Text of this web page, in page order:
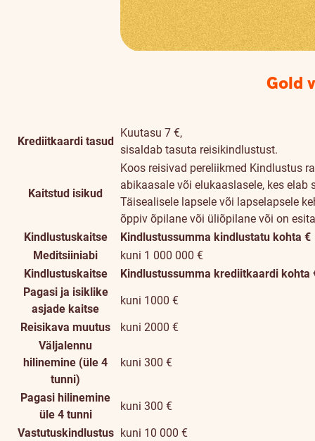
Gold
Krediitkaardi tasud
Kuutasu 7 €,
sisaldab tasuta reisikindlustust.
Kaitstud isikud
Koos reisivad pereliikmed Kindlustus
abikaasale või elukaaslasele, kes
Täisealisele lapsele või lapselapsele
õppiv õpilane või üliõpilane või on
Kindlustuskaitse
Kindlustussumma kindlustatu kohta €
Meditsiiniabi
kuni 1 000 000 €kuni
1,000,000
Kindlustuskaitse
Kindlustussumma krediitkaardi kohta
Pagasi ja isiklike
asjade kaitse
kuni 1000 €
Reisikava muutus
kuni 2000 €
Väljalennu
hilinemine (üle 4
tunni)
kuni 300 €
Pagasi hilinemine
üle 4 tunni
kuni 300 €
Vastutuskindlustus kuni 10 000 €kuni